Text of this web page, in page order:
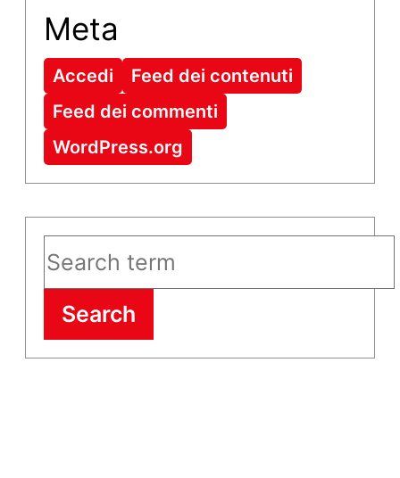
Meta
Accedi
Feed dei contenuti
Feed dei commenti
WordPress.org
Search